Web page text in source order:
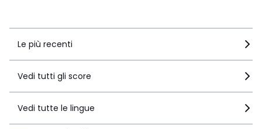
Le più recenti
Vedi tutti gli score
Vedi tutte le lingue